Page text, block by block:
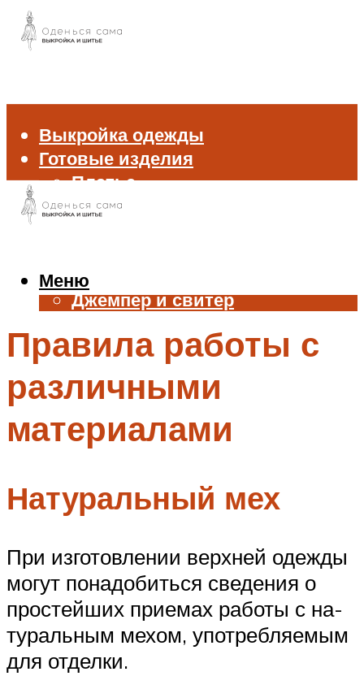
Выкройка одежды
Готовые изделия
Платье
Брюки
Жилет
Джемпер и свитер
Аксессуары
Меню
Меню
Правила работы с
различными
материалами
Натуральный мех
При изготовлении верхней одежды
могут понадо­биться сведения о
простейших приемах работы с на­
туральным мехом, употребляемым
для отделки.